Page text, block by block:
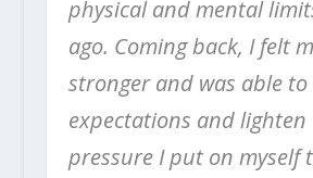
physical and mental
ago. Coming back, I felt
stronger and was able to
expectations and lighten
pressure I put on myself